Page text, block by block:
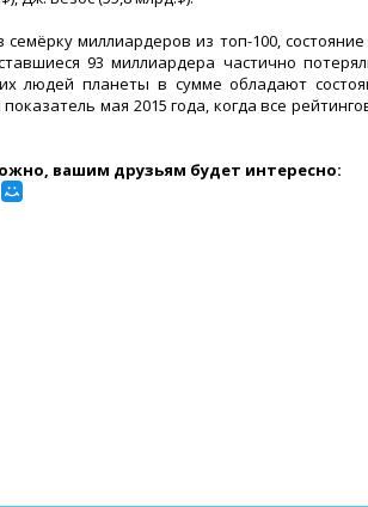
миллиардеров из топ-100, состояние
93 миллиардера частично
людей планеты в сумме обладают
мая 2015 года, когда все
вашим друзьям будет интересно: